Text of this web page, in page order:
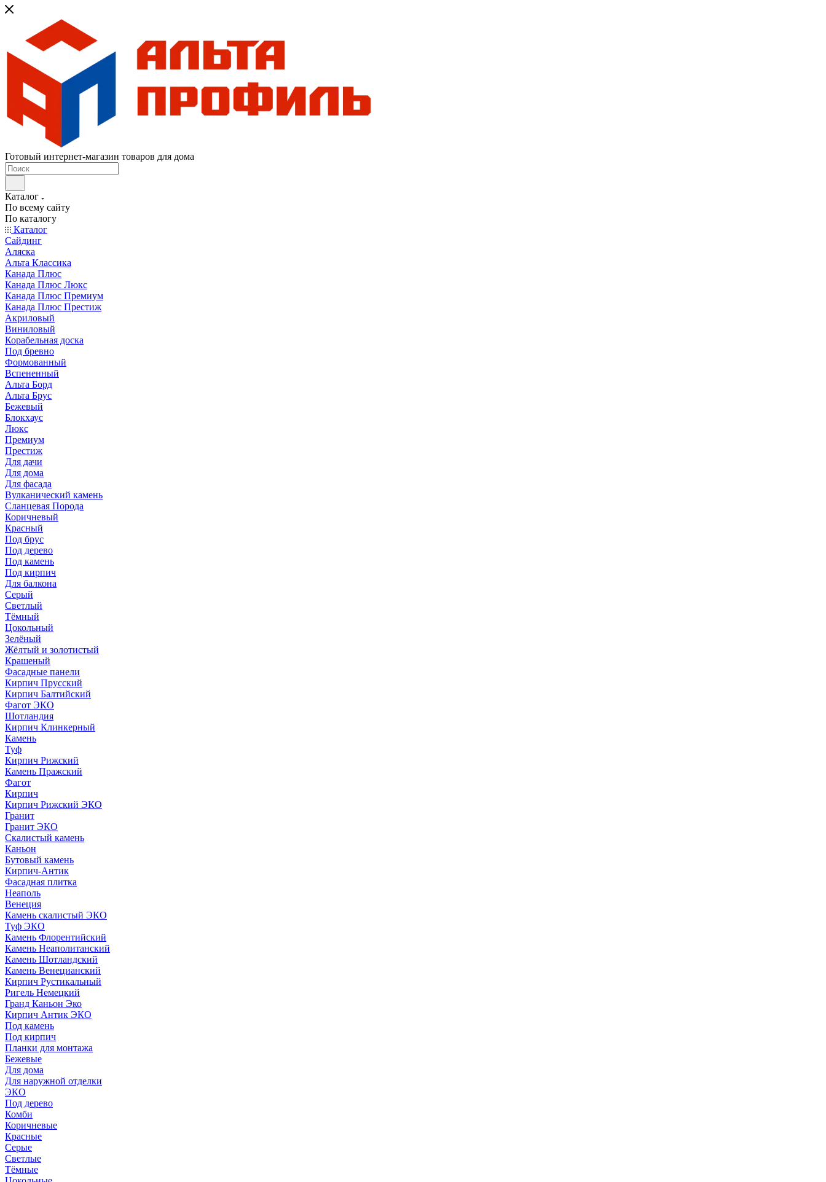
Готовый интернет-магазин товаров для дома
Каталог
По всему сайту
По каталогу
Каталог
Сайдинг
Аляска
Альта Классика
Канада Плюс
Канада Плюс Люкс
Канада Плюс Премиум
Канада Плюс Престиж
Акриловый
Виниловый
Корабельная доска
Под бревно
Формованный
Вспененный
Альта Борд
Альта Брус
Бежевый
Блокхаус
Люкс
Премиум
Престиж
Для дачи
Для дома
Для фасада
Вулканический камень
Сланцевая Порода
Коричневый
Красный
Под брус
Под дерево
Под камень
Под кирпич
Для балкона
Серый
Светлый
Тёмный
Цокольный
Зелёный
Жёлтый и золотистый
Крашеный
Фасадные панели
Кирпич Прусский
Кирпич Балтийский
Фагот ЭКО
Шотландия
Кирпич Клинкерный
Камень
Туф
Кирпич Рижский
Камень Пражский
Фагот
Кирпич
Кирпич Рижский ЭКО
Гранит
Гранит ЭКО
Скалистый камень
Каньон
Бутовый камень
Кирпич-Антик
Фасадная плитка
Неаполь
Венеция
Камень скалистый ЭКО
Туф ЭКО
Камень Флорентийский
Камень Неаполитанский
Камень Шотландский
Камень Венецианский
Кирпич Рустикальный
Ригель Немецкий
Гранд Каньон Эко
Кирпич Антик ЭКО
Под камень
Под кирпич
Планки для монтажа
Бежевые
Для дома
Для наружной отделки
ЭКO
Под дерево
Комби
Коричневые
Красные
Серые
Светлые
Тёмные